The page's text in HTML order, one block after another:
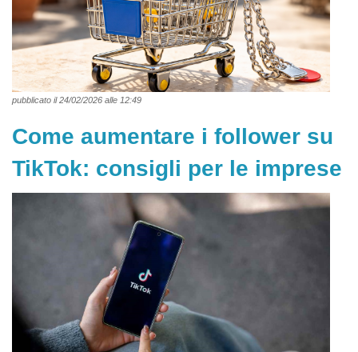
pubblicato il 24/02/2026 alle 12:49
Come aumentare i follower su
TikTok: consigli per le imprese